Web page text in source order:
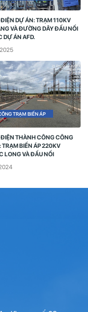
DỰ ÁN: TRẠM 110KV
VÀ ĐƯỜNG DÂY ĐẤU NỐI
DỰ ÁN AFD.
TRẠM BIẾN ÁP
THÀNH CÔNG CÔNG
TRẠM BIẾN ÁP 220KV
LONG VÀ ĐẤU NỐI